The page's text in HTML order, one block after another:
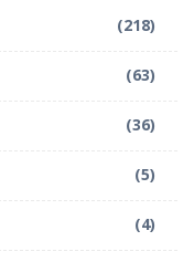
(218)
(63)
(36)
(5)
(4)